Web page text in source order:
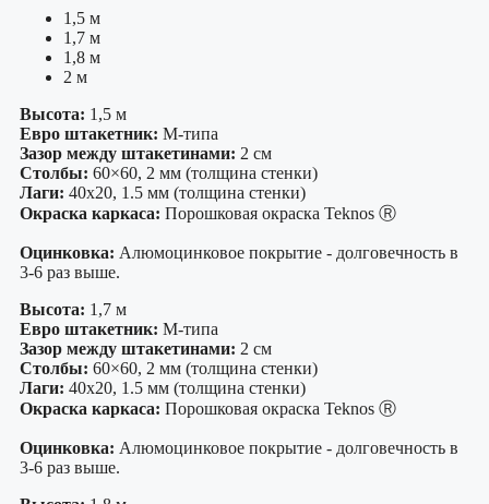
1,5 м
1,7 м
1,8 м
2 м
Высота: 1,5 м
Евро штакетник: М-типа
Зазор между штакетинами: 2 см
Столбы: 60×60, 2 мм (толщина стенки)
Лаги: 40х20, 1.5 мм (толщина стенки)
Окраска каркаса: Порошковая окраска Teknos Ⓡ
Оцинковка: Алюмоцинковое покрытие - долговечность в
3-6 раз выше.
Высота: 1,7 м
Евро штакетник: М-типа
Зазор между штакетинами: 2 см
Столбы: 60×60, 2 мм (толщина стенки)
Лаги: 40х20, 1.5 мм (толщина стенки)
Окраска каркаса: Порошковая окраска Teknos Ⓡ
Оцинковка: Алюмоцинковое покрытие - долговечность в
3-6 раз выше.